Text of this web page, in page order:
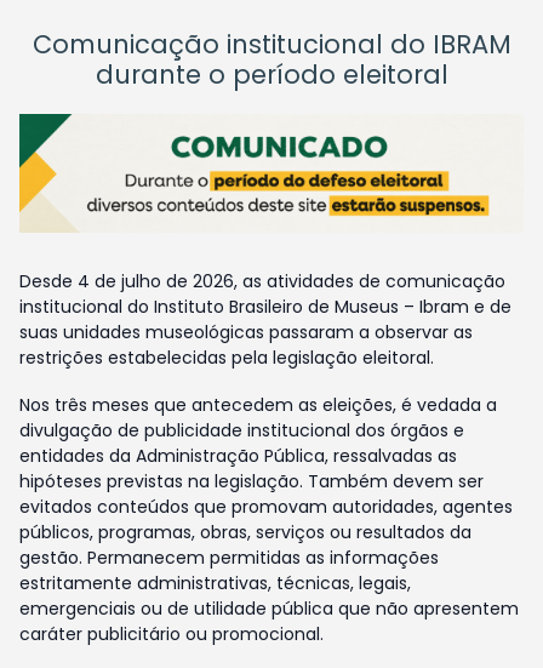
Comunicação institucional do IBRAM
durante o período eleitoral
Desde 4 de julho de 2026, as atividades de comunicação
institucional do Instituto Brasileiro de Museus – Ibram e de
suas unidades museológicas passaram a observar as
restrições estabelecidas pela legislação eleitoral.
Nos três meses que antecedem as eleições, é vedada a
divulgação de publicidade institucional dos órgãos e
entidades da Administração Pública, ressalvadas as
hipóteses previstas na legislação. Também devem ser
evitados conteúdos que promovam autoridades, agentes
públicos, programas, obras, serviços ou resultados da
gestão. Permanecem permitidas as informações
estritamente administrativas, técnicas, legais,
emergenciais ou de utilidade pública que não apresentem
caráter publicitário ou promocional.